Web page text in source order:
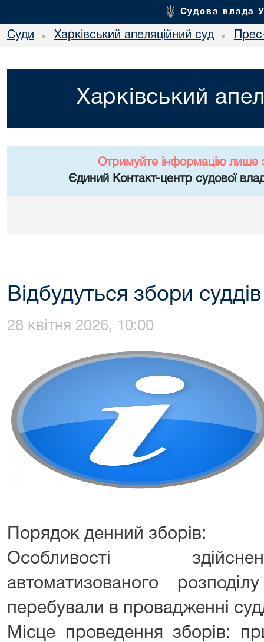
Судова влада
Суди • Харківський апеляційний суд •
Харківський
Отримуйте інформацію лише
Єдиний Контакт-центр судової
Відбудуться збори суддів
28 квітня 2026, 10:00
Порядок денний зборів:
Особливості
автоматизованого
перебували в провадженні
Місце проведення зборів: